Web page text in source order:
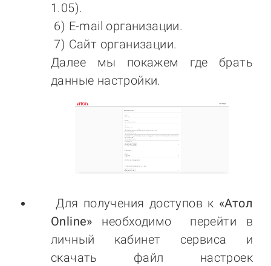
1.05).
6) E-mail организации.
7) Сайт организации.
Далее мы покажем где брать
данные настройки.
Для получения доступов к «Атол
Online» необходимо перейти в
личный кабинет сервиса и
скачать файл настроек